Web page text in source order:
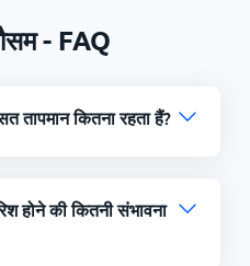
- FAQ
कितना रहता हैं?
होने की कितनी संभावना